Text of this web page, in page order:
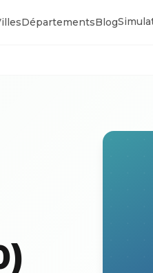
DépartementsBlog